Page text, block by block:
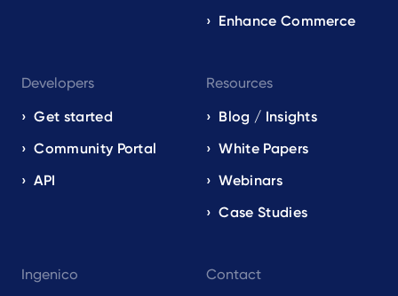
Enhance Commerce
Developers
Get started
Community Portal
API
Resources
Blog / Insights
White Papers
Webinars
Case Studies
Ingenico Contact